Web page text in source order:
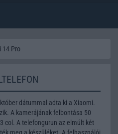
14 Pro
dátummal adta ki a Xiaomi.
A kamerájának felbontása 50
col. A telefongurun az elmúlt két